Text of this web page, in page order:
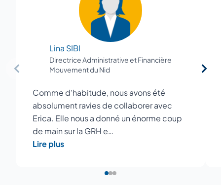
Lina SIBI
Directrice Administrative et Financière
Mouvement du Nid
Comme d’habitude, nous avons été
absolument ravies de collaborer avec
Erica. Elle nous a donné un énorme coup
de main sur la GRH e…
Lire plus